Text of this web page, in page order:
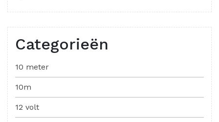
Categorieën
10 meter
10m
12 volt